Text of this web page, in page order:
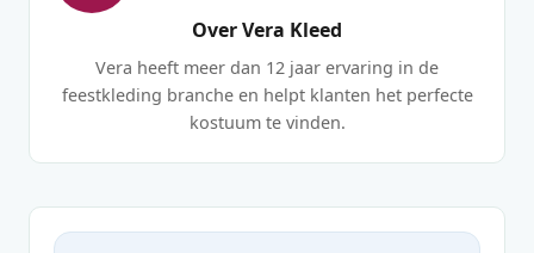
Over Vera Kleed
Vera heeft meer dan 12 jaar ervaring in de
feestkleding branche en helpt klanten het perfecte
kostuum te vinden.